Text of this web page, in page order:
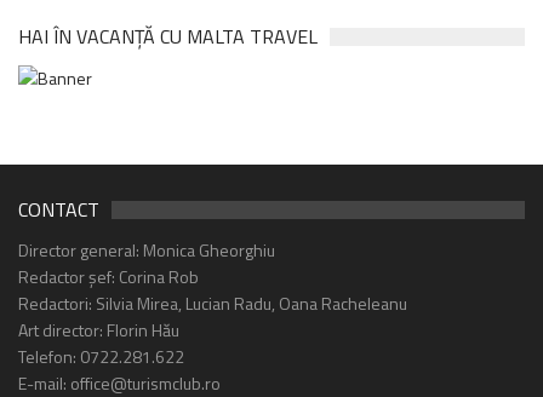
HAI ÎN VACANȚĂ CU MALTA TRAVEL
CONTACT
Director general: Monica Gheorghiu
Redactor șef: Corina Rob
Redactori: Silvia Mirea, Lucian Radu, Oana Racheleanu
Art director: Florin Hău
Telefon: 0722.281.622
E-mail: office@turismclub.ro